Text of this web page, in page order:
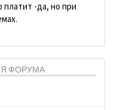
платит -да, но при
ФОРУМА